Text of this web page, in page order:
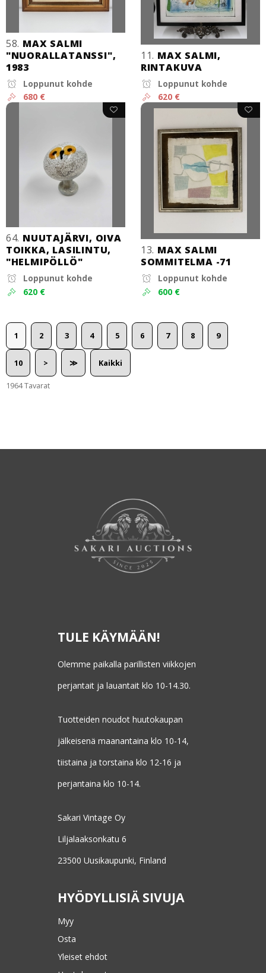
58. MAX SALMI
"NUORALLATANSSI",
1983
Loppunut kohde
680 €
11. MAX SALMI,
RINTAKUVA
Loppunut kohde
620 €
64. NUUTAJÄRVI, OIVA
TOIKKA, LASILINTU,
"HELMIPÖLLÖ"
Loppunut kohde
620 €
13. MAX SALMI
SOMMITELMA -71
Loppunut kohde
600 €
1 2 3 4 5 6 7 8 9
10 > ≫ Kaikki
1964 Tavarat
TULE KÄYMÄÄN!
Olemme paikalla parillisten viikkojen
perjantait ja lauantait klo 10-14.30.
Tuotteiden noudot huutokaupan
jälkeisenä maanantaina klo 10-14,
tiistaina ja torstaina klo 12-16 ja
perjantaina klo 10-14.
Sakari Vintage Oy
Liljalaaksonkatu 6
23500 Uusikaupunki, Finland
HYÖDYLLISIÄ SIVUJA
Myy
Osta
Yleiset ehdot